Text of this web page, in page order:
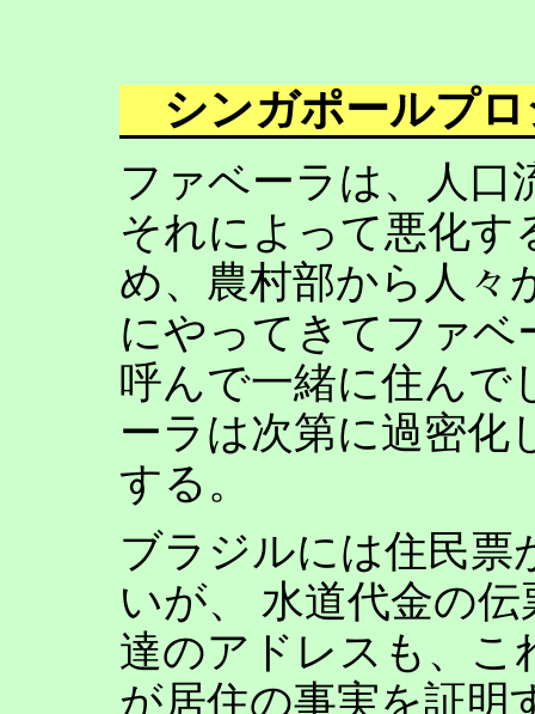
シンガポールプロ
ファベーラは、人口
それによって悪化す
め、農村部から人々
にやってきてファベ
呼んで一緒に住んで
ーラは次第に過密化
する。
ブラジルには住民票
いが、 水道代金の
達のアドレスも、こ
が居住の事実を証明